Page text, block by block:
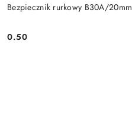
Bezpiecznik rurkowy B30A/20mm
Cena:
0.50